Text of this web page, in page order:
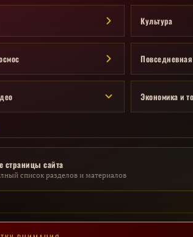
Культура
Экономика и
страницы сайта
список разделов и материалов